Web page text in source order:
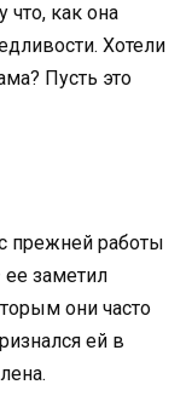
как она
Хотели
Пусть это
прежней работы
ее заметил
они часто
ей в